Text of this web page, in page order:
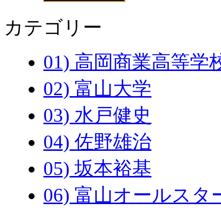
カテゴリー
01) 高岡商業高等学
02) 富山大学
03) 水戸健史
04) 佐野雄治
05) 坂本裕基
06) 富山オールスタ